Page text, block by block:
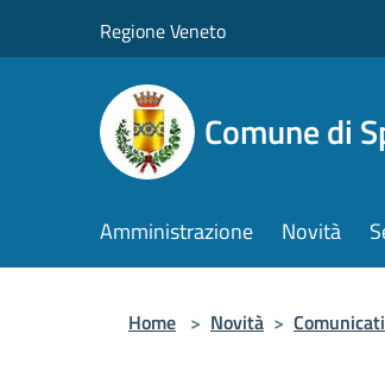
Regione Veneto
Comune di
Amministrazione Novità
Home > Novità > Comunicati